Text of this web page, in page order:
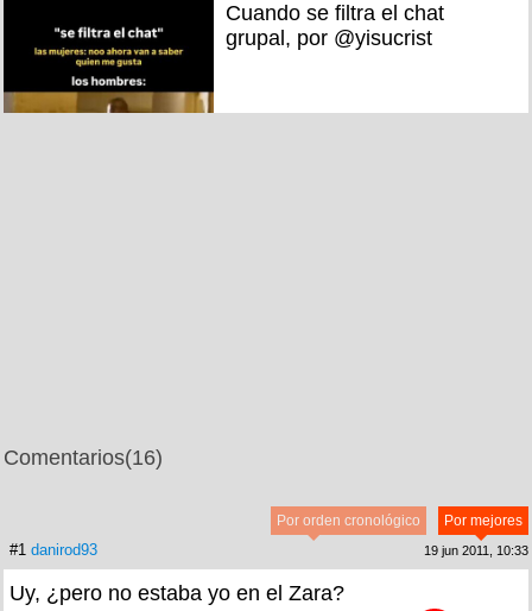
Cuando se filtra el chat
grupal, por @yisucrist
Comentarios(16)
Por mejores
Por orden cronológico
#1 danirod93 19 jun 2011, 10:33
Uy, ¿pero no estaba yo en el Zara?